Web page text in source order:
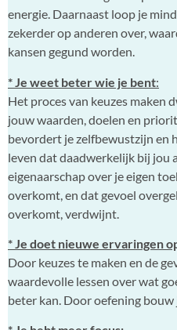
energie. Daarnaast loop je
zekerder op anderen over,
kansen gegund worden.
* Je weet beter wie je bent:
Het proces van keuzes maken
jouw waarden, doelen en
bevordert je zelfbewustzijn en
leven dat daadwerkelijk bij jou
eigenaarschap over je eigen
overkomt, en dat gevoel
overkomt, verdwijnt.
* Je doet nieuwe ervaringen
Door keuzes te maken en de
waardevolle lessen over wat
beter kan. Door oefening